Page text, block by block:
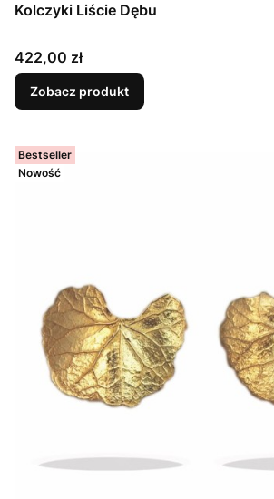
Kolczyki Liście Dębu
Cena
422,00 zł
Zobacz produkt
Bestseller
Nowość